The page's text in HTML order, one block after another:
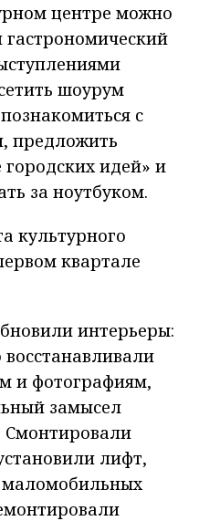
центре можно
гастрономический
шоурум
с
предложить
идей» и
за ноутбуком.
культурного
квартале
интерьеры:
восстанавливали
и фотографиям,
замысел
Смонтировали
лифт,
маломобильных